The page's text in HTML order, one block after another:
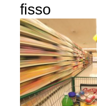
fisso